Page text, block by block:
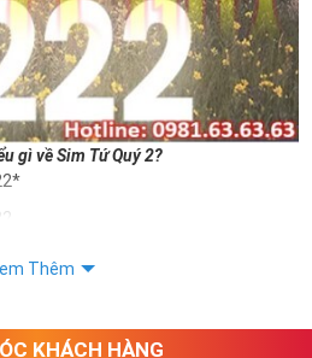
gì về Sim Tứ Quý 2?
số trong sim.
Thêm
KHÁCH HÀNG